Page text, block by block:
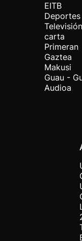
EITB
Deportes
carta
Primeran
Gaztea
Makusi
Guau -
Audioa